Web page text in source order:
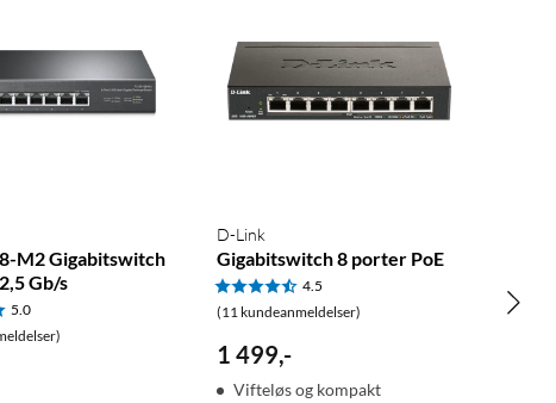
M2 Gigabitswitch
Gb/s
5.0
D-Link
Gigabitswitch 8 porter PoE
4.5
(11 kundeanmeldelser)
1 499,-
Vifteløs og kompakt